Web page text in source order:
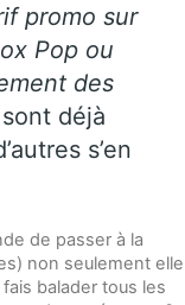
promo sur
Pop ou
des
déjà
s’en
de passer à la
non seulement elle
balader tous les